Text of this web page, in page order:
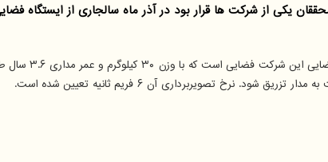
قرار بود در آذر ماه سالجاری از ایستگاه فضایی روسیه پرتاب شوند که با